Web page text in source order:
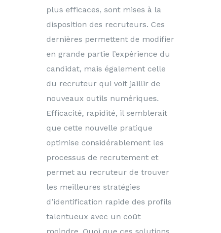
plus efficaces, sont mises à la
disposition des recruteurs. Ces
dernières permettent de modifier
en grande partie l’expérience du
candidat, mais également celle
du recruteur qui voit jaillir de
nouveaux outils numériques.
Efficacité, rapidité, il semblerait
que cette nouvelle pratique
optimise considérablement les
processus de recrutement et
permet au recruteur de trouver
les meilleures stratégies
d’identification rapide des profils
talentueux avec un coût